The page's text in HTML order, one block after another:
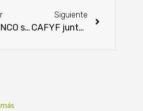
FEPRINCO solicita apoyo de empresarios del Mercosur para suspender el peaje en la hidrovía
Siguiente
CAFYF junto a CETAPAR capacita a técnicos y productores en Yguazú
más